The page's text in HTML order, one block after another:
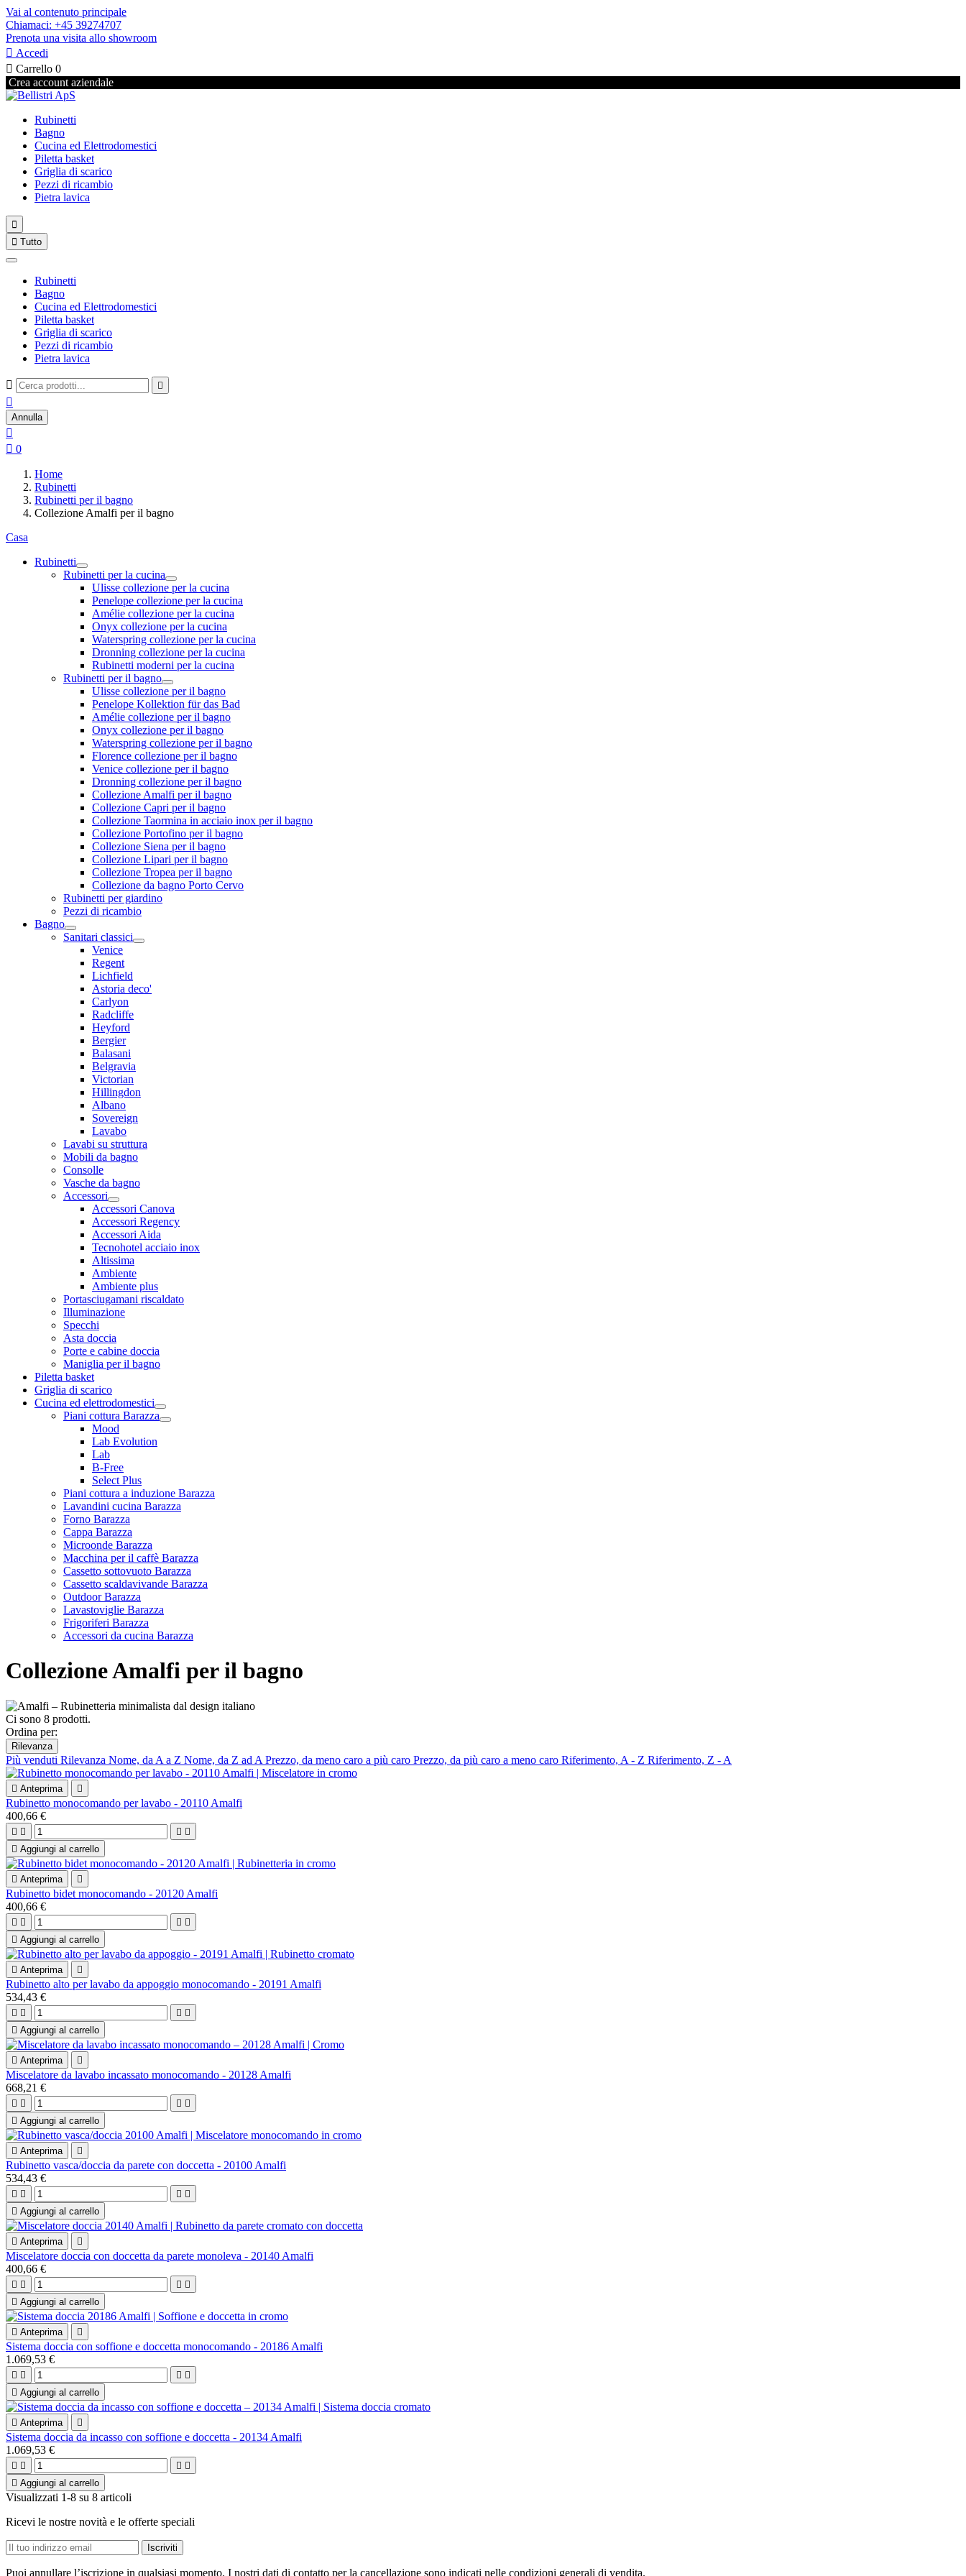
Vai al contenuto principale
Chiamaci: +45 39274707
Prenota una visita allo showroom
 Accedi
 Carrello 0
Crea account aziendale
Rubinetti
Bagno
Cucina ed Elettrodomestici
Piletta basket
Griglia di scarico
Pezzi di ricambio
Pietra lavica

 Tutto
Rubinetti
Bagno
Cucina ed Elettrodomestici
Piletta basket
Griglia di scarico
Pezzi di ricambio
Pietra lavica
 

Annulla

 0
Home
Rubinetti
Rubinetti per il bagno
Collezione Amalfi per il bagno
Casa
Rubinetti
Rubinetti per la cucina
Ulisse collezione per la cucina
Penelope collezione per la cucina
Amélie collezione per la cucina
Onyx collezione per la cucina
Waterspring collezione per la cucina
Dronning collezione per la cucina
Rubinetti moderni per la cucina
Rubinetti per il bagno
Ulisse collezione per il bagno
Penelope Kollektion für das Bad
Amélie collezione per il bagno
Onyx collezione per il bagno
Waterspring collezione per il bagno
Florence collezione per il bagno
Venice collezione per il bagno
Dronning collezione per il bagno
Collezione Amalfi per il bagno
Collezione Capri per il bagno
Collezione Taormina in acciaio inox per il bagno
Collezione Portofino per il bagno
Collezione Siena per il bagno
Collezione Lipari per il bagno
Collezione Tropea per il bagno
Collezione da bagno Porto Cervo
Rubinetti per giardino
Pezzi di ricambio
Bagno
Sanitari classici
Venice
Regent
Lichfield
Astoria deco'
Carlyon
Radcliffe
Heyford
Bergier
Balasani
Belgravia
Victorian
Hillingdon
Albano
Sovereign
Lavabo
Lavabi su struttura
Mobili da bagno
Consolle
Vasche da bagno
Accessori
Accessori Canova
Accessori Regency
Accessori Aida
Tecnohotel acciaio inox
Altissima
Ambiente
Ambiente plus
Portasciugamani riscaldato
Illuminazione
Specchi
Asta doccia
Porte e cabine doccia
Maniglia per il bagno
Piletta basket
Griglia di scarico
Cucina ed elettrodomestici
Piani cottura Barazza
Mood
Lab Evolution
Lab
B-Free
Select Plus
Piani cottura a induzione Barazza
Lavandini cucina Barazza
Forno Barazza
Cappa Barazza
Microonde Barazza
Macchina per il caffè Barazza
Cassetto sottovuoto Barazza
Cassetto scaldavivande Barazza
Outdoor Barazza
Lavastoviglie Barazza
Frigoriferi Barazza
Accessori da cucina Barazza
Collezione Amalfi per il bagno
Ci sono 8 prodotti.
Ordina per:
Rilevanza
Più venduti Rilevanza Nome, da A a Z Nome, da Z ad A Prezzo, da meno caro a più caro Prezzo, da più caro a meno caro Riferimento, A - Z Riferimento, Z - A
 Anteprima 
Rubinetto monocomando per lavabo - 20110 Amalfi
400,66 €
   
 Aggiungi al carrello
 Anteprima 
Rubinetto bidet monocomando - 20120 Amalfi
400,66 €
   
 Aggiungi al carrello
 Anteprima 
Rubinetto alto per lavabo da appoggio monocomando - 20191 Amalfi
534,43 €
   
 Aggiungi al carrello
 Anteprima 
Miscelatore da lavabo incassato monocomando - 20128 Amalfi
668,21 €
   
 Aggiungi al carrello
 Anteprima 
Rubinetto vasca/doccia da parete con doccetta - 20100 Amalfi
534,43 €
   
 Aggiungi al carrello
 Anteprima 
Miscelatore doccia con doccetta da parete monoleva - 20140 Amalfi
400,66 €
   
 Aggiungi al carrello
 Anteprima 
Sistema doccia con soffione e doccetta monocomando - 20186 Amalfi
1.069,53 €
   
 Aggiungi al carrello
 Anteprima 
Sistema doccia da incasso con soffione e doccetta - 20134 Amalfi
1.069,53 €
   
 Aggiungi al carrello
Visualizzati 1-8 su 8 articoli
Ricevi le nostre novità e le offerte speciali
Puoi annullare l’iscrizione in qualsiasi momento. I nostri dati di contatto per la cancellazione sono indicati nelle condizioni generali di vendita.